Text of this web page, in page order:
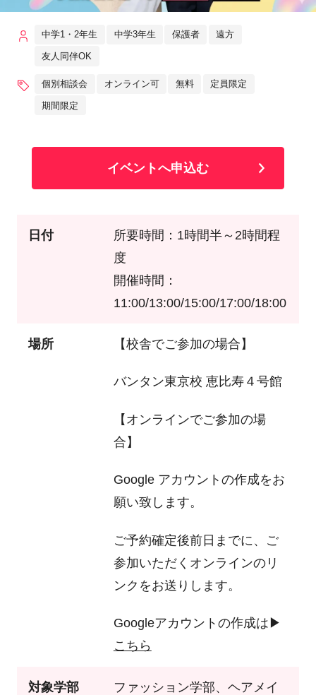
中学1・2年生 中学3年生 保護者 遠方
友人同伴OK
個別相談会 オンライン可 無料 定員限定
期間限定
イベントへ申込む
日付
所要時間：1時間半～2時間程
度
開催時間：
11:00/13:00/15:00/17:00/18:00
場所 【校舎でご参加の場合】
バンタン東京校 恵比寿４号館
【オンラインでご参加の場
合】
Google アカウントの作成をお
願い致します。
ご予約確定後前日までに、ご
参加いただくオンラインのリ
ンクをお送りします。
Googleアカウントの作成は▶
こちら
対象学部
ファッション学部、ヘアメイ